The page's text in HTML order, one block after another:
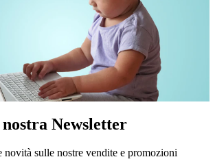
Newsletter
sulle nostre vendite e promozioni